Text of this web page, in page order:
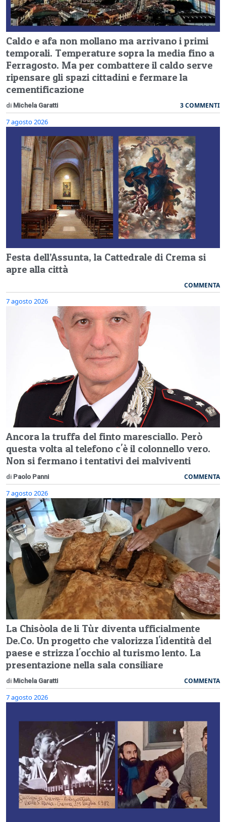
Caldo e afa non mollano ma arrivano i primi
temporali. Temperature sopra la media fino a
Ferragosto. Ma per combattere il caldo serve
ripensare gli spazi cittadini e fermare la
cementificazione
di Michela Garatti 3 COMMENTI
7 agosto 2026
Festa dell’Assunta, la Cattedrale di Crema si
apre alla città
COMMENTA
7 agosto 2026
Ancora la truffa del finto maresciallo. Però
questa volta al telefono c'è il colonnello vero.
Non si fermano i tentativi dei malviventi
di Paolo Panni COMMENTA
7 agosto 2026
La Chisòola de li Tùr diventa ufficialmente
De.Co. Un progetto che valorizza l'identità del
paese e strizza l'occhio al turismo lento. La
presentazione nella sala consiliare
di Michela Garatti COMMENTA
7 agosto 2026